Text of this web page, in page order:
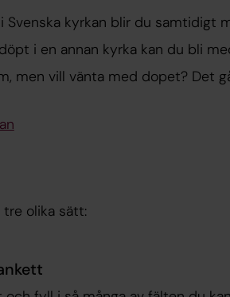
kyrkan blir du samtidigt
i en annan kyrka kan du bli
men vill vänta med dopet? Det
tre olika sätt: